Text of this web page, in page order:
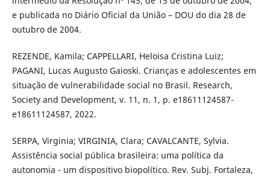
e publicada no Diário Oficial da União – DOU do dia 28 de
outubro de 2004.
REZENDE, Kamila; CAPPELLARI, Heloisa Cristina Luiz;
PAGANI, Lucas Augusto Gaioski. Crianças e adolescentes em
situação de vulnerabilidade social no Brasil. Research,
Society and Development, v. 11, n. 1, p. e18611124587-
e18611124587, 2022.
SERPA, Virginia; VIRGINIA, Clara; CAVALCANTE, Sylvia.
Assistência social pública brasileira: uma política da
autonomia - um dispositivo biopolítico. Rev. Subj. Fortaleza,